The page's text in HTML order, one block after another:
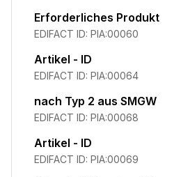
Erforderliches Produkt
EDIFACT ID: PIA:00060
Artikel - ID
EDIFACT ID: PIA:00064
nach Typ 2 aus SMGW
EDIFACT ID: PIA:00068
Artikel - ID
EDIFACT ID: PIA:00069